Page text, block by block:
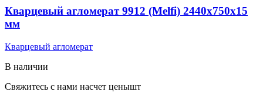
Кварцевый агломерат 9912 (Melfi) 2440х750х15
мм
Кварцевый агломерат
В наличии
Свяжитесь с нами насчет ценышт